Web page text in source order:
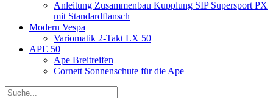
Anleitung Zusammenbau Kupplung SIP Supersport PX
mit Standardflansch
Modern Vespa
Variomatik 2-Takt LX 50
APE 50
Ape Breitreifen
Cornett Sonnenschute für die Ape